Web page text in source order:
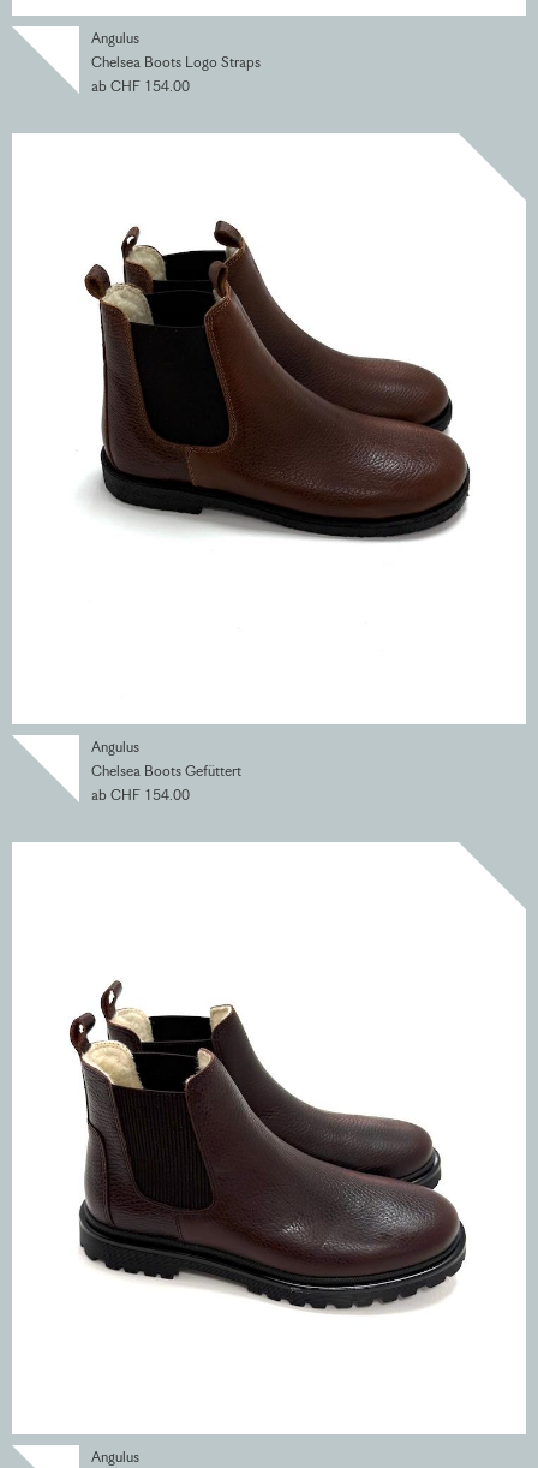
Angulus
Chelsea Boots Logo Straps
ab CHF 154.00
Angulus
Chelsea Boots Gefüttert
ab CHF 154.00
Angulus